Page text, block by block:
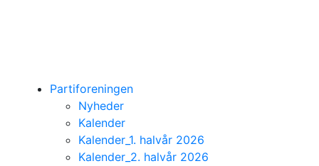
Partiforeningen
Nyheder
Kalender
Kalender_1. halvår 2026
Kalender_2. halvår 2026